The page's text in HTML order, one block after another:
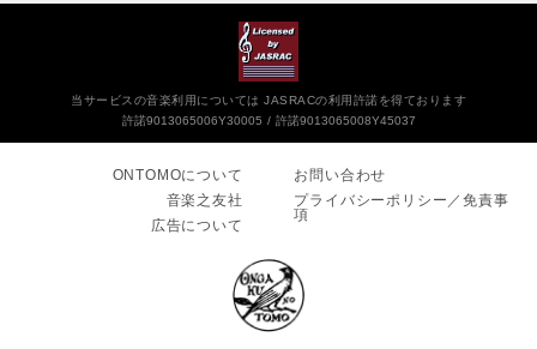
当サービスの音楽利用については JASRACの利用許諾を得ております
許諾9013065006Y30005
許諾9013065008Y45037
ONTOMOについて
音楽之友社
広告について
お問い合わせ
プライバシーポリシー／免責事
項